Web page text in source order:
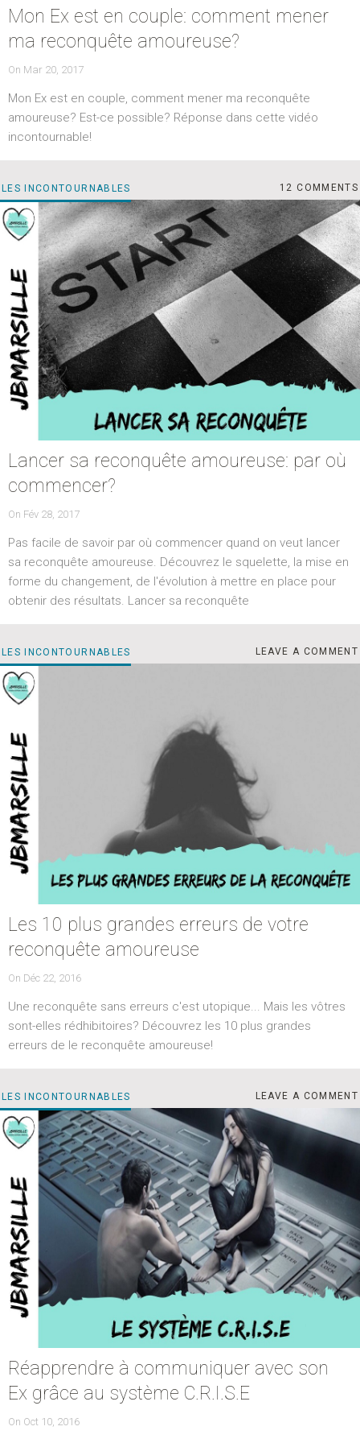
Mon Ex est en couple: comment mener
ma reconquête amoureuse?
On POSTED
Mar 20, 2017
Mon Ex est en couple, comment mener ma reconquête
amoureuse? Est-ce possible? Réponse dans cette vidéo
incontournable!
CATEGORIES
LES INCONTOURNABLES COMMENTS
Lancer sa reconquête amoureuse: par où
commencer?
On POSTED
Fév 28, 2017
Pas facile de savoir par où commencer quand on veut lancer
sa reconquête amoureuse. Découvrez le squelette, la mise en
forme du changement, de l'évolution à mettre en place pour
obtenir des résultats. Lancer sa reconquête
CATEGORIES
LES INCONTOURNABLES LEAVE A COMMENT
Les 10 plus grandes erreurs de votre
reconquête amoureuse
On POSTED
Déc 22, 2016
Une reconquête sans erreurs c'est utopique... Mais les vôtres
sont-elles rédhibitoires? Découvrez les 10 plus grandes
erreurs de le reconquête amoureuse!
CATEGORIES
LES INCONTOURNABLES LEAVE A COMMENT
Réapprendre à communiquer avec son
Ex grâce au système C.R.I.S.E
On POSTED
Oct 10, 2016